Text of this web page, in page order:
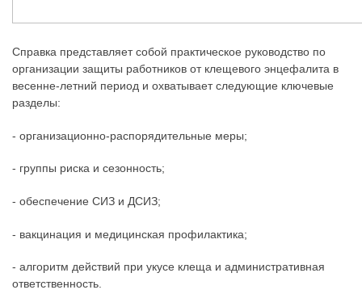
Справка представляет собой практическое руководство по
организации защиты работников от клещевого энцефалита в
весенне-летний период и охватывает следующие ключевые
разделы:
- организационно-распорядительные меры;
- группы риска и сезонность;
- обеспечение СИЗ и ДСИЗ;
- вакцинация и медицинская профилактика;
- алгоритм действий при укусе клеща и административная
ответственность.